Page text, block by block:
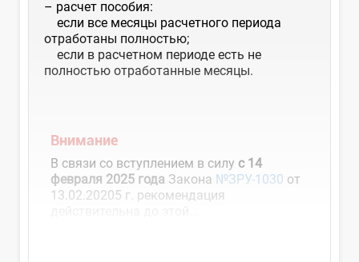
– расчет пособия:
если все месяцы расчетного периода
отработаны полностью;
если в расчетном периоде есть не
полностью отработанные месяцы.
Внимание
В связи со вступлением в силу с 14
февраля 2025 года Закона №ЗРУ-1030 от
13.02.20205 г. рекомендация